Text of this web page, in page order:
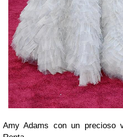
Amy Adams con un precioso